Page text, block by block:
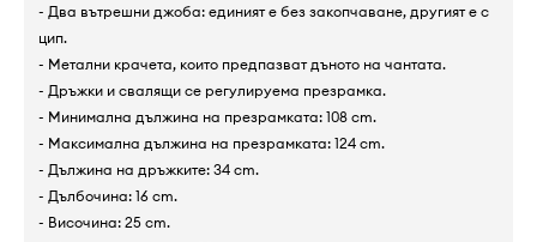
- Два вътрешни джоба: единият е без закопчаване, другият е с
цип.
- Метални крачета, които предпазват дъното на чантата.
- Дръжки и свалящи се регулируема презрамка.
- Минимална дължина на презрамката: 108 cm.
- Максимална дължина на презрамката: 124 cm.
- Дължина на дръжките: 34 cm.
- Дълбочина: 16 cm.
- Височина: 25 cm.